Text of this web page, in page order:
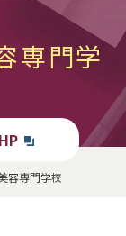
専門学
容専門学校